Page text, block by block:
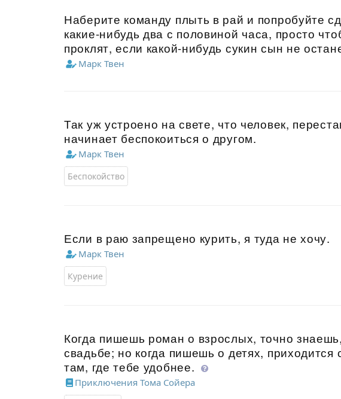
Наберите команду плыть в рай и попробуйте
какие-нибудь два с половиной часа, просто
проклят, если какой-нибудь сукин сын не
Марк Твен
Так уж устроено на свете, что человек,
начинает беспокоиться о другом.
Марк Твен
Беспокойство
Если в раю запрещено курить, я туда не хочу.
Марк Твен
Курение
Когда пишешь роман о взрослых, точно
свадьбе; но когда пишешь о детях, приходится
там, где тебе удобнее.
Приключения Тома Сойера